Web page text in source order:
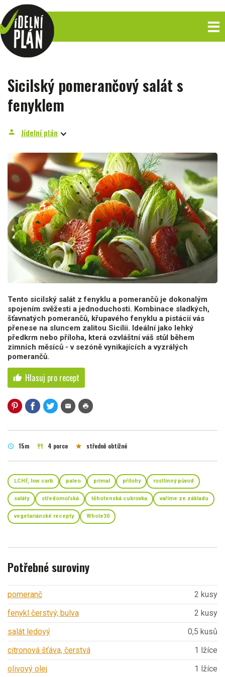
Sicilský pomerančový salát s
fenyklem
person Jídelní plán
Tento sicilský salát z fenyklu a pomerančů je dokonalým
spojením svěžesti a jednoduchosti. Kombinace sladkých,
šťavnatých pomerančů, křupavého fenyklu a pistácií vás
přenese na sluncem zalitou Sicílii. Ideální jako lehký
předkrm nebo příloha, která ozvláštní váš stůl během
zimních měsíců - v sezóně vynikajících a vyzrálých
pomerančů.
thumb_up Hlasuj pro recept
mail print
schedule 15m restaurant 4 porce star středně obtížné
LCHF, low carb paleo primal přílohy rostlinný původ
saláty středomořská těhotenská cukrovka vaříme ze základu
vegetariánské recepty Whole30
Potřebné suroviny
pomeranč
2 kusy
fenykl čerstvý, bulva
2 kusy
salát ledový
0,5 kusů
citronová šťáva, čerstvá
1 lžíce
olivový olej
1 lžíce